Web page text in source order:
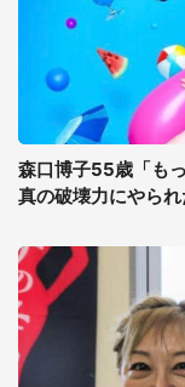
森口博子55歳「も
真の破壊力にやられ